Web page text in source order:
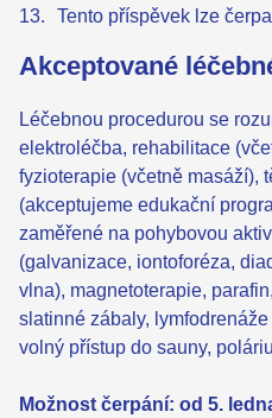
Tento příspěvek lze
Akceptované
Léčebnou procedurou se
elektroléčba, rehabilitace
fyzioterapie (včetně masáží),
(akceptujeme edukační
zaměřené na pohybovou
(galvanizace, iontoforéza,
vlna), magnetoterapie,
slatinné zábaly,
volný přístup do sauny,
Možnost čerpání: od 5.